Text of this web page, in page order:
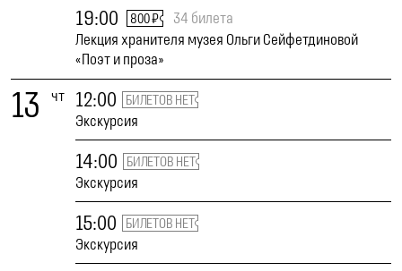
19:00 800 ₽
34 билета
Лекция хранителя музея Ольги Сейфетдиновой
«Поэт и проза»
13 чт 12:00 БИЛЕТОВ НЕТ
Экскурсия
14:00 БИЛЕТОВ НЕТ
Экскурсия
15:00 БИЛЕТОВ НЕТ
Экскурсия